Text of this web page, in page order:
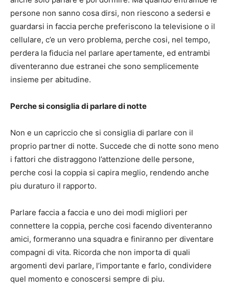
persone non sanno cosa dirsi, non riescono a sedersi e
guardarsi in faccia perche preferiscono la televisione o il
cellulare, c’e un vero problema, perche cosi, nel tempo,
perdera la fiducia nel parlare apertamente, ed entrambi
diventeranno due estranei che sono semplicemente
insieme per abitudine.
Perche si consiglia di parlare di notte
Non e un capriccio che si consiglia di parlare con il
proprio partner di notte. Succede che di notte sono meno
i fattori che distraggono l’attenzione delle persone,
perche cosi la coppia si capira meglio, rendendo anche
piu duraturo il rapporto.
Parlare faccia a faccia e uno dei modi migliori per
connettere la coppia, perche cosi facendo diventeranno
amici, formeranno una squadra e finiranno per diventare
compagni di vita. Ricorda che non importa di quali
argomenti devi parlare, l’importante e farlo, condividere
quel momento e conoscersi sempre di piu.